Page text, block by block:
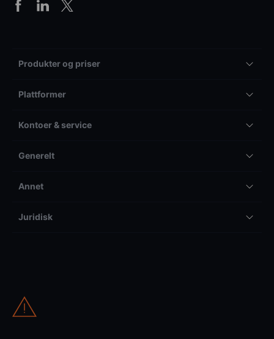
Produkter og priser
Plattformer
Kontoer & service
Generelt
Annet
Juridisk